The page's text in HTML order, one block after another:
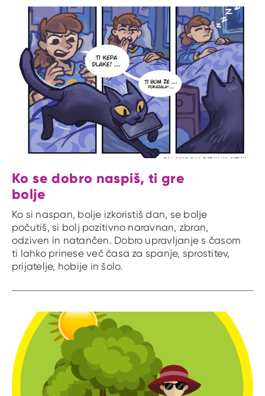
Ko se dobro naspiš, ti gre
bolje
Ko si naspan, bolje izkoristiš dan, se bolje
počutiš, si bolj pozitivno naravnan, zbran,
odziven in natančen. Dobro upravljanje s časom
ti lahko prinese več časa za spanje, sprostitev,
prijatelje, hobije in šolo.